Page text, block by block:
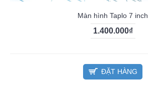
Màn hình Taplo 7 inch
1.400.000₫
ĐẶT HÀNG